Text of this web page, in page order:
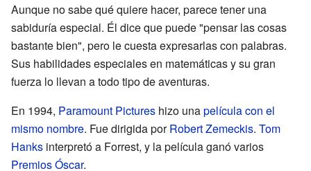
Aunque no sabe qué quiere hacer, parece tener una
sabiduría especial. Él dice que puede "pensar las cosas
bastante bien", pero le cuesta expresarlas con palabras.
Sus habilidades especiales en matemáticas y su gran
fuerza lo llevan a todo tipo de aventuras.
En 1994, Paramount Pictures hizo unapelícula con el
mismo nombre. Fue dirigida porRobert Zemeckis. Tom
Hanks interpretó a Forrest, y la película ganó varios
Premios Óscar.